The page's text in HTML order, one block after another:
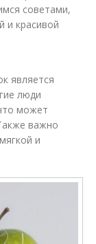
советами,
и красивой
является
люди
может
важно
и